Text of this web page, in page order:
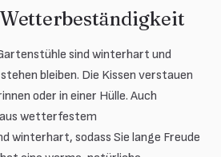
sind winterhart und
bleiben. Die Kissen verstauen
oder in einer Hülle. Auch
wetterfestem
winterhart, sodass Sie lange Freude